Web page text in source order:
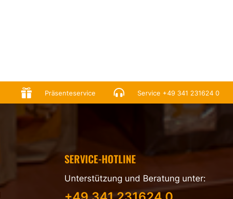
 Präsenteservice  Service +49 341 231624 0
SERVICE-HOTLINE
Unterstützung und Beratung unter: